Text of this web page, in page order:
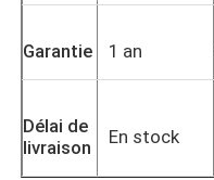
Garantie 1 an
Délai de
livraison
En stock